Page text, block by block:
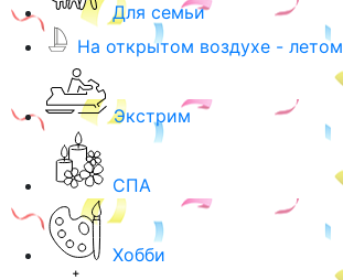
Для семьи
На открытом воздухе - летом
Экстрим
СПА
Хобби